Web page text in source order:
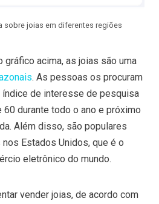
sobre joias em diferentes regiões
gráfico acima, as joias são uma
. As pessoas os procuram
índice de interesse de pesquisa
durante todo o ano e próximo
Além disso, são populares
Estados Unidos, que é o
eletrônico do mundo.
vender joias, de acordo com